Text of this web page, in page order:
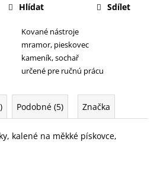
Kované nástroje
mramor, pieskovec
kameník, sochař
určené pre ručnú prácu
Hlídat Sdílet
Podobné (5) Značka
kalené na měkké pískovce,